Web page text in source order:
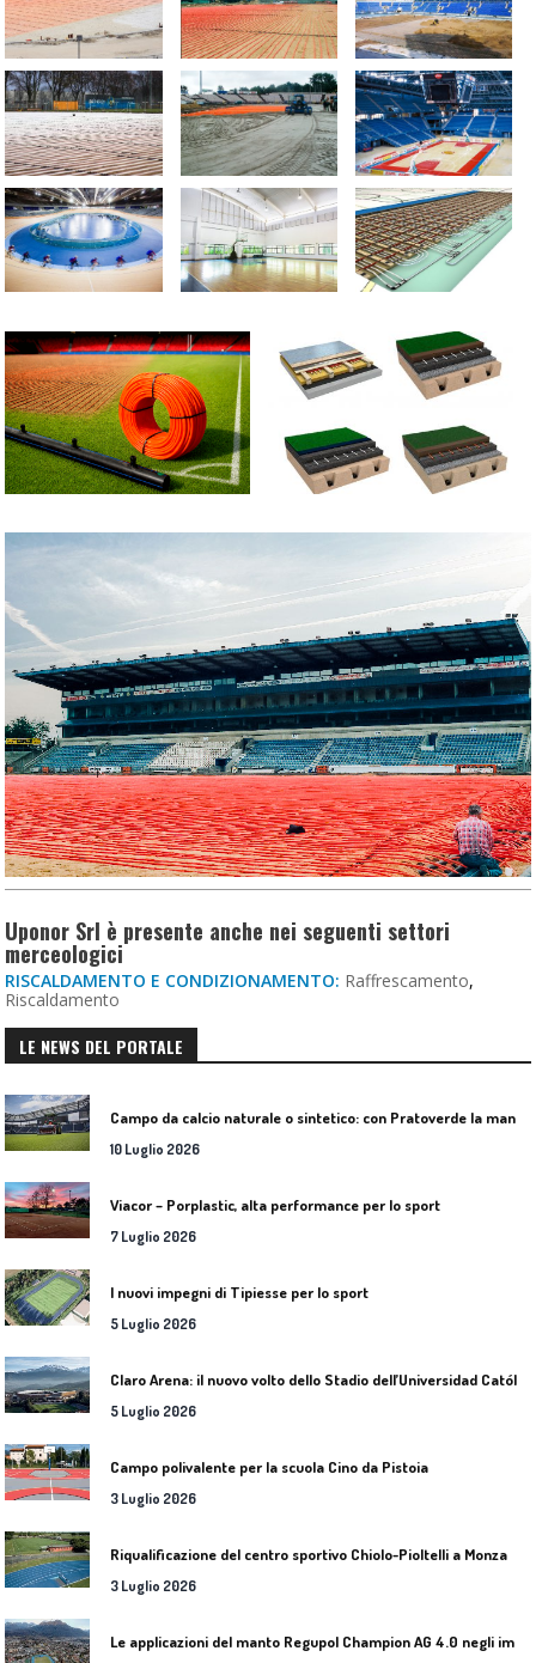
Uponor Srl è presente anche nei seguenti settori
merceologici
RISCALDAMENTO E CONDIZIONAMENTO: Raffrescamento,
Riscaldamento
LE NEWS DEL PORTALE
10 Luglio 2026
Viacor – Porplastic, alta performance per lo sport
7 Luglio 2026
I nuovi impegni di Tipiesse per lo sport
5 Luglio 2026
5 Luglio 2026
Campo polivalente per la scuola Cino da Pistoia
3 Luglio 2026
Riqualificazione del centro sportivo Chiolo-Pioltelli a Monza
3 Luglio 2026